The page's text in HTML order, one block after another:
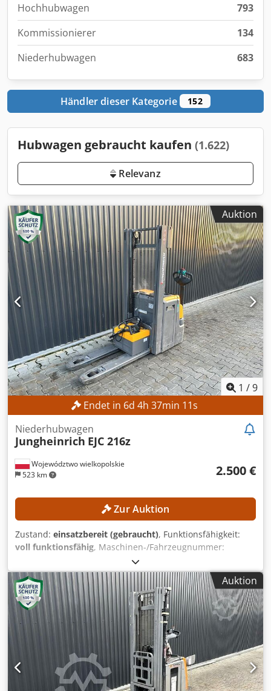
Hochhubwagen
793
Kommissionierer
134
Niederhubwagen
683
Händler dieser Kategorie 152
Hubwagen gebraucht kaufen (1.622)
Relevanz
Auktion
1 /9
Endet in6d4h37min8s
Województwo wielkopolskie
523 km
Niederhubwagen
Jungheinrich EJC 216z
2.500 €
Zur Auktion
Zustand: einsatzbereit (gebraucht), Funktionsfähigkeit:
voll funktionsfähig, Maschinen-/Fahrzeugnummer:
, Betriebsstunden:
Hubhöhe:2.800 mm, Bauhöhe:1.950 mm, Kein
Mindestpreis - garantierter Verkauf zum höchsten Gebot!
TECHNISCHE DETAILS Hubhöhe: 2.800 mm Bauhöhe: 1.950
mm MASCHINEN-DETAILS Cjdpfszrlw Asx Aqvsha Mastart:
Standardmast Batterietyp: Lithium-Ionen-Batterie
Betriebsstunden: 560 h AUSSTATTUNG Initialhub
Ladegerät Externe Referenz: SL1145SP
Auktion